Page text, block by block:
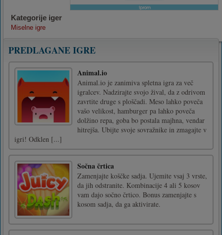
Kategorije iger
Miselne igre
PREDLAGANE IGRE
Animal.io
Animal.io je zanimiva spletna igra za več
igralcev. Nadzirajte svojo žival, da z odrivom
zavrtite druge s ploščadi. Meso lahko poveča
vašo velikost, hamburger pa lahko poveča
dolžino repa, goba bo postala majhna, vendar
hitrejša. Ubijte svoje sovražnike in zmagajte v
igri! Odklen [...]
Sočna črtica
Zamenjajte koščke sadja. Ujemite vsaj 3 vrste,
da jih odstranite. Kombinacije 4 ali 5 kosov
vam dajo sočno črtico. Bonus zamenjajte s
kosom sadja, da ga aktivirate.